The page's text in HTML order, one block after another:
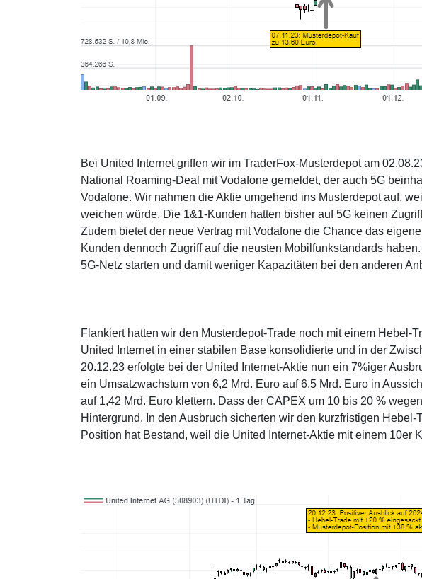
Bei United Internet griffen wir im TraderFox-Musterdepot am
National Roaming-Deal mit Vodafone gemeldet, der auch 5G
Vodafone. Wir nahmen die Aktie umgehend ins Musterdepot auf,
weichen würde. Die 1&1-Kunden hatten bisher auf 5G keinen
Zudem bietet der neue Vertrag mit Vodafone die Chance das
Kunden dennoch Zugriff auf die neusten Mobilfunkstandards
5G-Netz starten und damit weniger Kapazitäten bei den anderen
Flankiert hatten wir den Musterdepot-Trade noch mit einem Hebel-
United Internet in einer stabilen Base konsolidierte und in der
20.12.23 erfolgte bei der United Internet-Aktie nun ein 7%iger
ein Umsatzwachstum von 6,2 Mrd. Euro auf 6,5 Mrd. Euro in
auf 1,42 Mrd. Euro klettern. Dass der CAPEX um 10 bis 20 %
Hintergrund. In den Ausbruch sicherten wir den kurzfristigen
Position hat Bestand, weil die United Internet-Aktie mit einem 10er